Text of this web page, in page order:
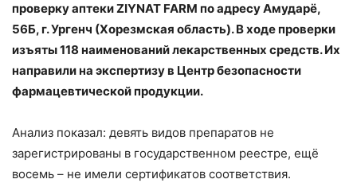
проверку аптеки ZIYNAT FARM по адресу Амударё,
56Б, г. Ургенч (Хорезмская область). В ходе проверки
изъяты 118 наименований лекарственных средств. Их
направили на экспертизу в Центр безопасности
фармацевтической продукции.
Анализ показал: девять видов препаратов не
зарегистрированы в государственном реестре, ещё
восемь – не имели сертификатов соответствия.